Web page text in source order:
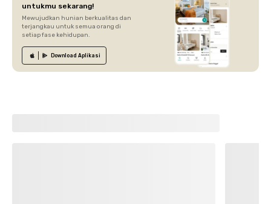
untukmu sekarang!
Mewujudkan hunian berkualitas dan
terjangkau untuk semua orang di
setiap fase kehidupan.
Download Aplikasi